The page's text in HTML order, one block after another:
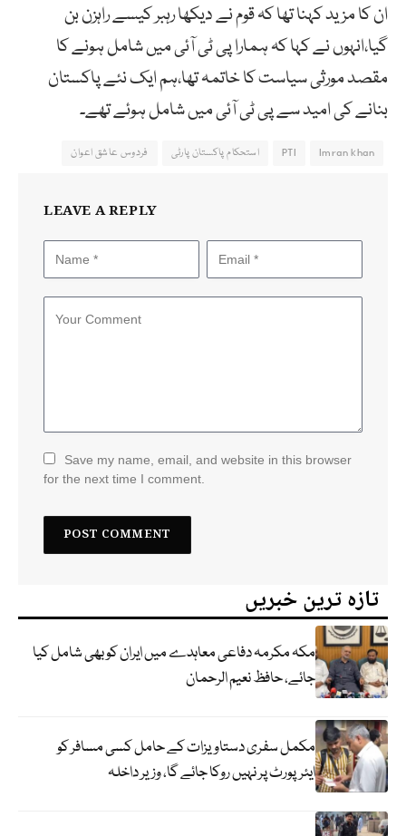
ان کا مزید کہنا تھا کہ قوم نے دیکھا رہبر کیسے راہزن بن
گیا،انہوں نے کہا کہ ہمارا پی ٹی آئی میں شامل ہونے کا
مقصد مورثی سیاست کا خاتمہ تھا،ہم ایک نئے پاکستان
بنانے کی امید سے پی ٹی آئی میں شامل ہوئے تھے۔
Imran khan
PTI استحکام پاکستان پارٹی فردوس عاشق اعوان
LEAVE A REPLY
Save my name, email, and website in this browser
for the next time I comment.
تازہ ترین خبریں
مکہ مکرمہ دفاعی معاہدے میں ایران کو بھی شامل کیا
جائے، حافظ نعیم الرحمان
مکمل سفری دستاویزات کے حامل کسی مسافر کو
ایئرپورٹ پر نہیں روکا جائے گا، وزیر داخلہ